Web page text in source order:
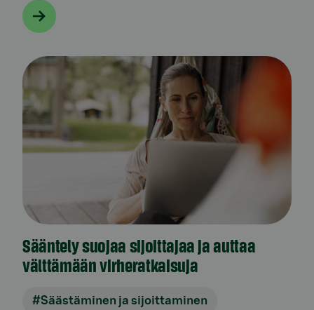
Sääntely suojaa sijoittajaa ja auttaa
välttämään virheratkaisuja
#Säästäminen ja sijoittaminen